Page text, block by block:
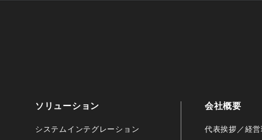
ソリューション
システムインテグレーション
会社概要
代表挨拶／経